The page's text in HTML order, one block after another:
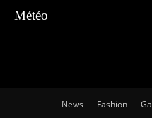
Météo
News Fashion